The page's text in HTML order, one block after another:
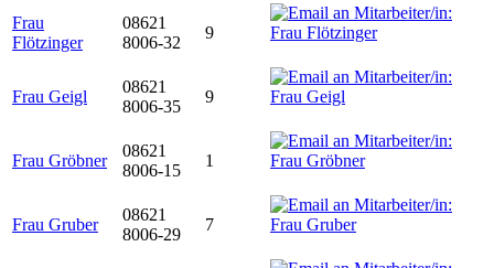
Frau
Flötzinger
08621
8006-32
9
Frau Geigl
08621
8006-35
9
Frau Gröbner
08621
8006-15
1
Frau Gruber
08621
8006-29
7